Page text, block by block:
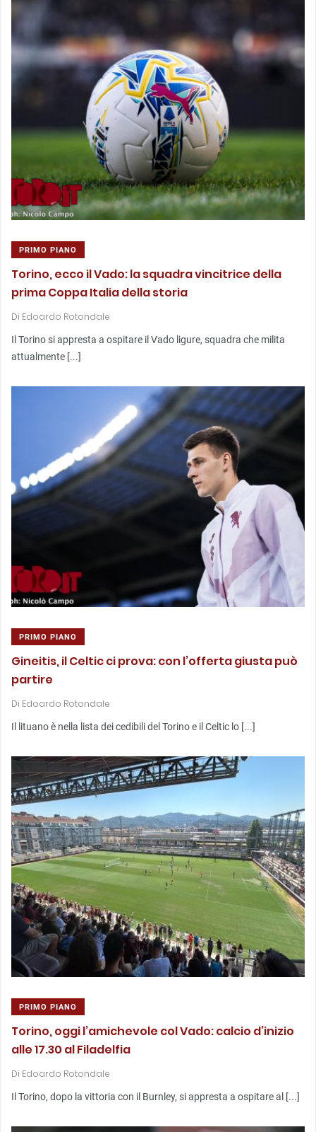
PRIMO PIANO
Torino, ecco il Vado: la squadra vincitrice della
prima Coppa Italia della storia
Di Edoardo Rotondale
Il Torino si appresta a ospitare il Vado ligure, squadra che milita
attualmente [...]
PRIMO PIANO
Gineitis, il Celtic ci prova: con l’offerta giusta può
partire
Di Edoardo Rotondale
Il lituano è nella lista dei cedibili del Torino e il Celtic lo [...]
PRIMO PIANO
Torino, oggi l’amichevole col Vado: calcio d’inizio
alle 17.30 al Filadelfia
Di Edoardo Rotondale
Il Torino, dopo la vittoria con il Burnley, si appresta a ospitare al [...]